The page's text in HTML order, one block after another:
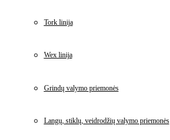
Tork linija
Wex linija
Grindų valymo priemonės
Langų, stiklų, veidrodžių valymo priemonės